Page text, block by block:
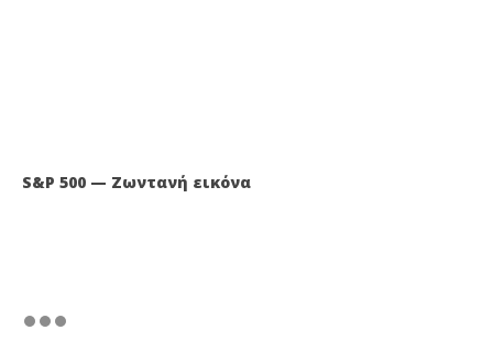
S&P 500 — Ζωντανή εικόνα